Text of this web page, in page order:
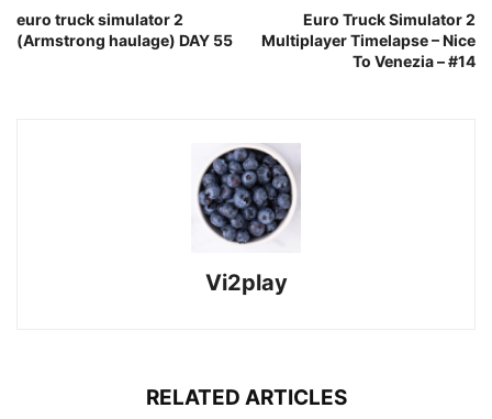
euro truck simulator 2
(Armstrong haulage) DAY 55
Euro Truck Simulator 2
Multiplayer Timelapse – Nice
To Venezia – #14
Vi2play
RELATED ARTICLES